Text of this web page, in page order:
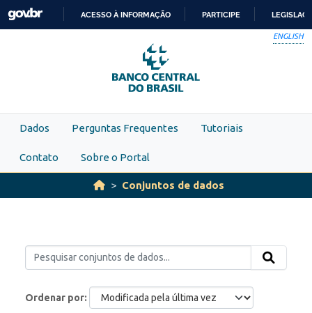
Skip to main content
PARA
O
CONTEÚDO
ACESSO À INFORMAÇÃO PARTICIPE
ENGLISH
Dados Perguntas Frequentes Tutoriais
Contato Sobre o Portal
Conjuntos de dados
Ordenar por